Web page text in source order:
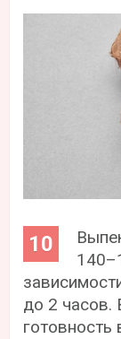
до 2 часов.
готовность